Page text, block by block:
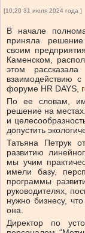
[10:20 31 июля 2024 года ]
В начале
приняла
своим
Каменском,
этом
взаимодействию
форуме HR DAYS,
По ее словам,
решение на
и
допустить
Татьяна Петрук
развитию
мы учим
имели базу,
программы
руководителях,
нужно бизнесу,
она.
Директор по